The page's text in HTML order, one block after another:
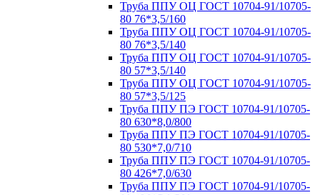
Труба ППУ ОЦ ГОСТ 10704-91/10705-
80 76*3,5/160
Труба ППУ ОЦ ГОСТ 10704-91/10705-
80 76*3,5/140
Труба ППУ ОЦ ГОСТ 10704-91/10705-
80 57*3,5/140
Труба ППУ ОЦ ГОСТ 10704-91/10705-
80 57*3,5/125
Труба ППУ ПЭ ГОСТ 10704-91/10705-
80 630*8,0/800
Труба ППУ ПЭ ГОСТ 10704-91/10705-
80 530*7,0/710
Труба ППУ ПЭ ГОСТ 10704-91/10705-
80 426*7,0/630
Труба ППУ ПЭ ГОСТ 10704-91/10705-